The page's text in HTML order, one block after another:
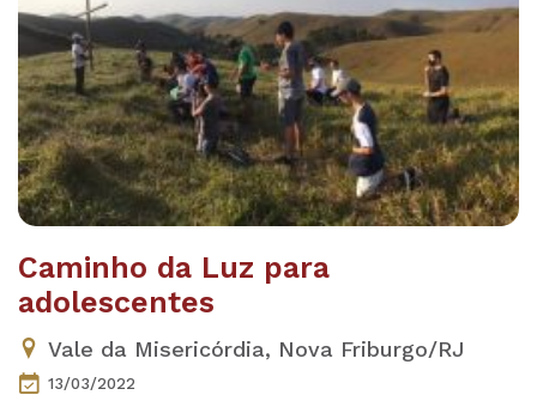
Caminho da Luz para
adolescentes
Vale da Misericórdia, Nova Friburgo/RJ
13/03/2022